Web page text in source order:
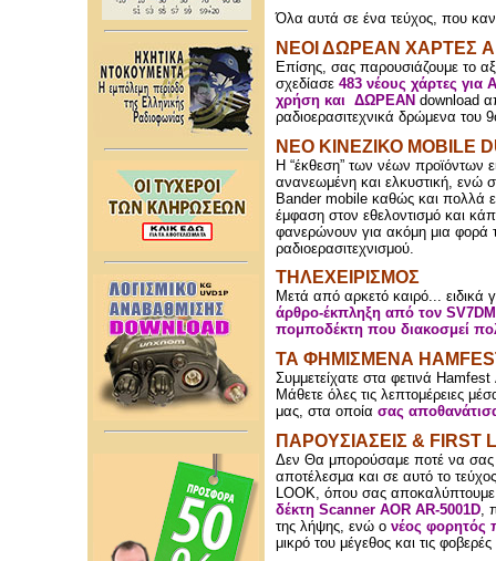
Όλα αυτά σε ένα τεύχος, που
ΝΕΟΙ ΔΩΡΕΑΝ ΧΑΡΤΕΣ
Επίσης, σας παρουσιάζουμε το
σχεδίασε 483 νέους χάρτες για
χρήση και ΔΩΡΕΑΝ download
ραδιοερασιτεχνικά δρώμενα του
ΝΕΟ ΚΙΝΕΖΙΚΟ MOBILE
Η “έκθεση” των νέων προϊόντων
ανανεωμένη και ελκυστική, ενώ
Bander mobile καθώς και πολλά
έμφαση στον εθελοντισμό και
φανερώνουν για ακόμη μια φορά
ραδιοερασιτεχνισμού.
ΤΗΛΕΧΕΙΡΙΣΜΟΣ
Μετά από αρκετό καιρό... ειδικά
άρθρο-έκπληξη από τον
πομποδέκτη που διακοσμεί
ΤΑ ΦΗΜΙΣΜΕΝΑ
Συμμετείχατε στα φετινά
Μάθετε όλες τις λεπτομέρειες
μας, στα οποία σας
ΠΑΡΟΥΣΙΑΣΕΙΣ & FIRST
Δεν Θα μπορούσαμε ποτέ να σας
αποτέλεσμα και σε αυτό το
LOOK, όπου σας αποκαλύπτουμε
δέκτη Scanner AOR AR-5001D ,
της λήψης, ενώ ο νέος φορητός
μικρό του μέγεθος και τις